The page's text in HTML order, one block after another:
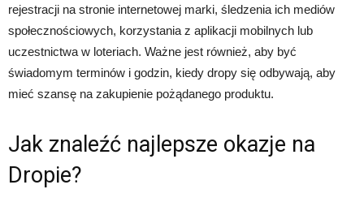
rejestracji na stronie internetowej marki, śledzenia ich mediów
społecznościowych, korzystania z aplikacji mobilnych lub
uczestnictwa w loteriach. Ważne jest również, aby być
świadomym terminów i godzin, kiedy dropy się odbywają, aby
mieć szansę na zakupienie pożądanego produktu.
Jak znaleźć najlepsze okazje na
Dropie?